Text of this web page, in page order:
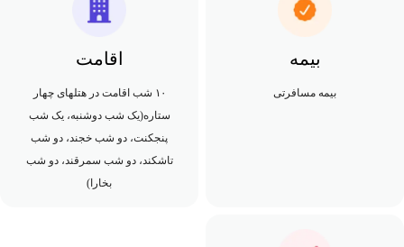
بیمه
بیمه مسافرتی
اقامت
۱۰ شب اقامت‌ در هتلهای چهار
ستاره(یک شب دوشنبه، یک شب
پنجکنت، دو شب خجند، دو شب
تاشکند، دو شب سمرقند، دو شب
بخارا)